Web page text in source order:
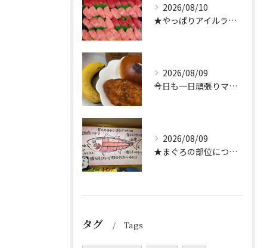
2026/08/10
★やっぱりアイルランド産天然本まぐろ★（どんぶり屋まぐろ大将）
2026/08/09
今日も一日頑張りマッスル💪
2026/08/09
★まぐろの部位について★
タグ Tags